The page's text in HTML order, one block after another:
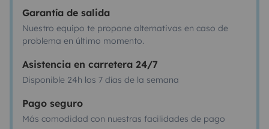
Garantía de salida
Nuestro equipo te propone alternativas en caso de
problema en último momento.
Asistencia en carretera 24/7
Disponible 24h los 7 días de la semana
Pago seguro
Más comodidad con nuestras facilidades de pago